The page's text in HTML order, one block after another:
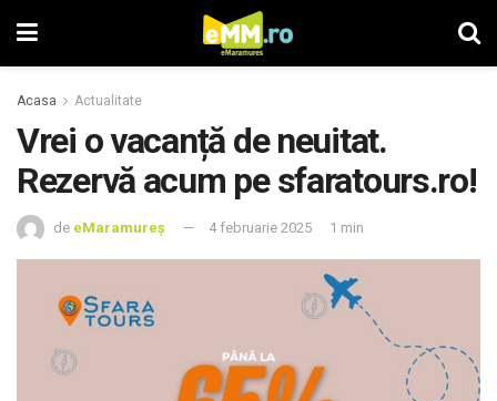
Acasa Actualitate
Vrei o vacanță de neuitat.
Rezervă acum pe sfaratours.ro!
de eMaramureș 4 februarie 2025 1 min